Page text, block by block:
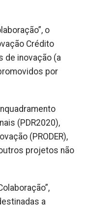
o
Crédito
de inovação (a
por
(PDR2020),
(PRODER),
projetos não
a